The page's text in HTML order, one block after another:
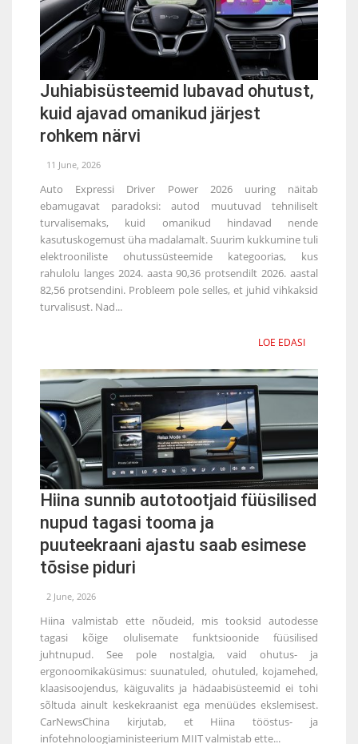
Juhiabisüsteemid lubavad ohutust,
kuid ajavad omanikud järjest
rohkem närvi
11 June, 2026
Auto Expressi Driver Power 2026 uuring näitab
ebamugavat paradoksi: autod muutuvad tehniliselt
turvalisemaks, kuid omanikud hindavad nende
kasutuskogemust üha madalamalt. Suurim kukkumine tuli
elektrooniliste ohutussüsteemide kategoorias, kus
rahulolu langes 2024. aasta 90,36 protsendilt 2026. aastal
82,56 protsendini. Probleem pole selles, et juhid vihkaksid
turvalisust. Nad...
LOE EDASI
Hiina sunnib autotootjaid füüsilised
nupud tagasi tooma ja
puuteekraani ajastu saab esimese
tõsise piduri
2 June, 2026
Hiina valmistab ette nõudeid, mis tooksid autodesse
tagasi kõige olulisemate funktsioonide füüsilised
juhtnupud. See pole nostalgia, vaid ohutus- ja
ergonoomikaküsimus: suunatuled, ohutuled, kojamehed,
klaasisoojendus, käiguvalits ja hädaabisüsteemid ei tohi
sõltuda ainult keskekraanist ega menüüdes ekslemisest.
CarNewsChina kirjutab, et Hiina tööstus- ja
infotehnoloogiaministeerium MIIT valmistab ette...